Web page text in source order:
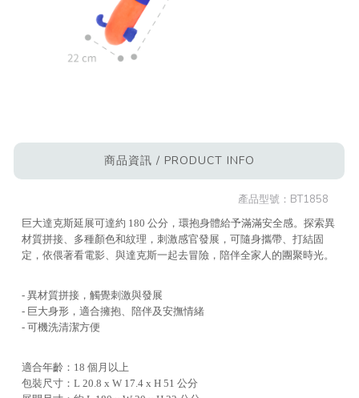
商品資訊 / PRODUCT INFO
產品型號： BT1858
巨大達克斯延展可達約 180 公分，環抱身體給予滿滿安全感。探索異
材質拼接、多種顏色和紋理，刺激感官發展，可隨身攜帶、打結固
定，依偎著看電影、與達克斯一起去冒險，陪伴全家人的團聚時光。
- 異材質拼接，觸覺刺激與發展
- 巨大身形，適合擁抱、陪伴及安撫情緒
- 可機洗清潔方便
適合年齡：18 個月以上
包裝尺寸：L 20.8 x W 17.4 x H 51 公分